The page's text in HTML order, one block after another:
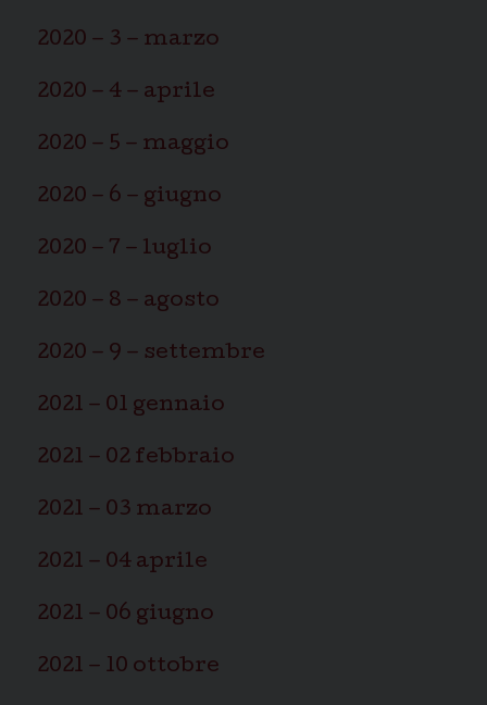
2020 – 3 – marzo
2020 – 4 – aprile
2020 – 5 – maggio
2020 – 6 – giugno
2020 – 7 – luglio
2020 – 8 – agosto
2020 – 9 – settembre
2021 – 01 gennaio
2021 – 02 febbraio
2021 – 03 marzo
2021 – 04 aprile
2021 – 06 giugno
2021 – 10 ottobre